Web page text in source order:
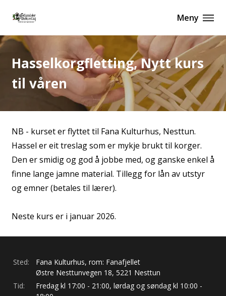
Meny
Hasselkorgfletting, Nytt kurs
til våren
NB - kurset er flyttet til Fana Kulturhus, Nesttun.
Hassel er eit treslag som er mykje brukt til korger.
Den er smidig og god å jobbe med, og ganske enkel å
finne lange jamne material. Tillegg for lån av utstyr
og emner (betales til lærer).
Neste kurs er i januar 2026.
Sted:
Fana Kulturhus, rom: Fanafjellet
Østre Nesttunvegen 18, 5221 Nesttun
Tid:
Fredag kl 17:00 - 21:00, lørdag og søndag kl 10:00 -